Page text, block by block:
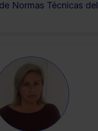
Normas Técnicas del